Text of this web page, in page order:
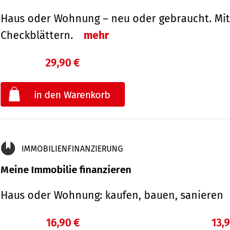
Haus oder Wohnung – neu oder gebraucht.
Check­blättern.
mehr
29,90 €
IMMOBILIENFINANZIERUNG
Meine Immobilie finanzieren
Haus oder Wohnung: kaufen, bauen, sanieren
16,90 €